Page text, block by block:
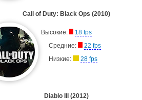
Call of Duty: Black Ops (2010)
Высокие:
18 fps
Средние:
22 fps
Низкие:
28 fps
Diablo III (2012)